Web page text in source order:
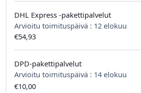
DHL Express -pakettipalvelut
Arvioitu toimituspäivä : 12 elokuu
€54,93
DPD-pakettipalvelut
Arvioitu toimituspäivä : 14 elokuu
€10,00